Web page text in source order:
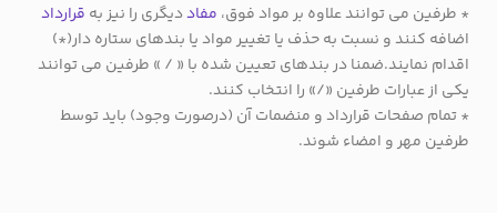
* طرفین می توانند علاوه بر مواد فوق، مفاددیگری را نیز به قرارداد
اضافه کنند و نسبت به حذف یا تغییر مواد یا بندهای ستاره دار(*)
اقدام نمایند.ضمنا در بندهای تعیین شده با « / » طرفین می توانند
یکی از عبارات طرفین «/» را انتخاب کنند.
* تمام صفحات قرارداد و منضمات آن (درصورت وجود) باید توسط
طرفین مهر و امضاء شوند.